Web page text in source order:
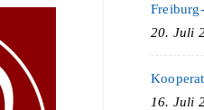
20. Juli
16. Juli